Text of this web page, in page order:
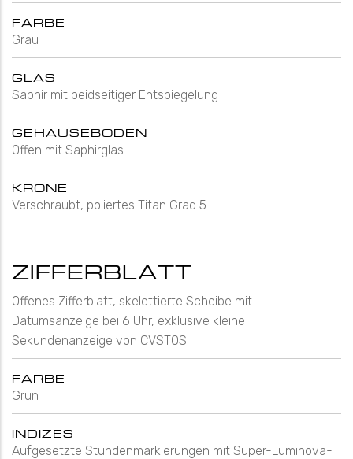
FARBE
Grau
GLAS
Saphir mit beidseitiger Entspiegelung
GEHÄUSEBODEN
Offen mit Saphirglas
KRONE
Verschraubt, poliertes Titan Grad 5
ZIFFERBLATT
Offenes Zifferblatt, skelettierte Scheibe mit
Datumsanzeige bei 6 Uhr, exklusive kleine
Sekundenanzeige von CVSTOS
FARBE
Grün
INDIZES
Aufgesetzte Stundenmarkierungen mit Super-Luminova-